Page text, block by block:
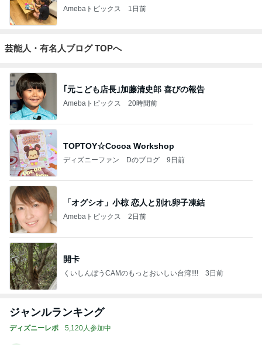
Amebaトピックス 1日前
芸能人・有名人ブログ TOPへ
｢元こども店長｣加藤清史郎 喜びの報告
Amebaトピックス 20時間前
TOPTOY☆Cocoa Workshop
ディズニーファン Dのブログ 9日前
「オグシオ」小椋 恋人と別れ卵子凍結
Amebaトピックス 2日前
開卡
くいしんぼうCAMのもっとおいしい台湾!!!! 3日前
ジャンルランキング
ディズニーレポ 5,120人参加中